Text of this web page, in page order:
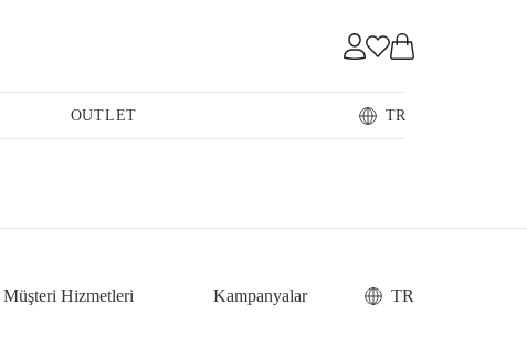
OUTLET TR
Müşteri Hizmetleri Kampanyalar TR